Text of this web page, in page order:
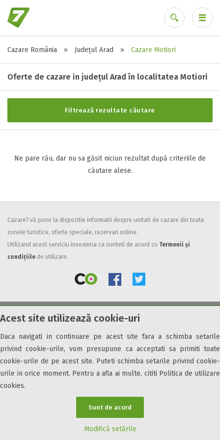
Acest site utilizează cookie-uri
Daca navigati in continuare pe acest site fara a schimba setarile
privind cookie-urile, vom presupune ca acceptati sa primiti toate
cookie-urile de pe acest site. Puteti schimba setarile privind cookie-
urile in orice moment. Pentru a afla ai multe, cititi Politica de utilizare
cookies.
Sunt de acord
Modifică setările
Cazare România » Județul Arad » Cazare Motiori
Oferte de cazare in județul Arad în localitatea Motiori
Filtrează rezultate căutare
Stele / margarete
Neclasificat
2 stele / margarete
3 stele / margarete
Facilități
Internet wireless
All inclusive
Pensiune completa
Demipensiune
Mic dejun
Accepta animale
Accepta voucher vacanta
Acces persoane cu dizabilități
Ne pare rău, dar nu sa găsit niciun rezultat după criteriile de
căutare alese.
Cazare7 vă pune la dispozitie informatii despre unitati de cazare din toate
zonele turistice, oferte speciale, rezervari online.
Utilizand acest serviciu inseamna ca sunteti de acord cu Termenii și
condițiile de utilizare.
© 2026 Cazare7. Toate drepturile rezervate.
Obiective turistice Informații utile Parteneri Cazare7 Harta Cazare7